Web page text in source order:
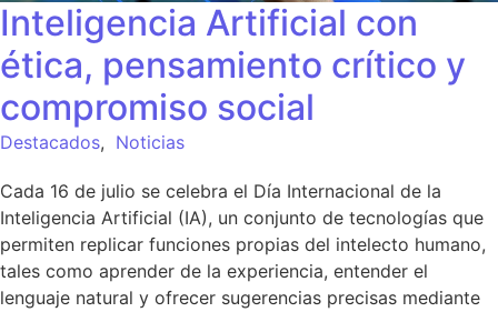
Inteligencia Artificial con
ética, pensamiento crítico y
compromiso social
Destacados, Noticias
Cada 16 de julio se celebra el Día Internacional de la
Inteligencia Artificial (IA), un conjunto de tecnologías que
permiten replicar funciones propias del intelecto humano,
tales como aprender de la experiencia, entender el
lenguaje natural y ofrecer sugerencias precisas mediante